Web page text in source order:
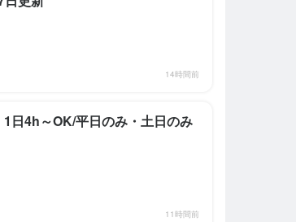
14時間前
日4h～OK/平日のみ・土日のみ
11時間前